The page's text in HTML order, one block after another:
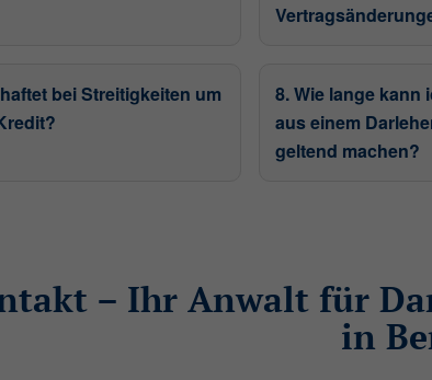
bei Streitigkeiten um
8. Wie lange kann
aus einem
geltend machen?
– Ihr Anwalt für
in